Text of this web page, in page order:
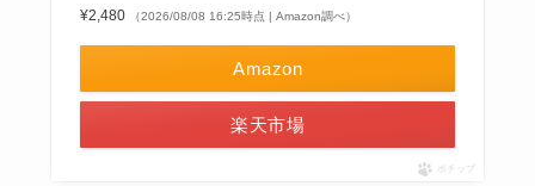
¥2,480
（2026/08/08 16:25時点 | Amazon調べ）
Amazon
楽天市場
ポチップ